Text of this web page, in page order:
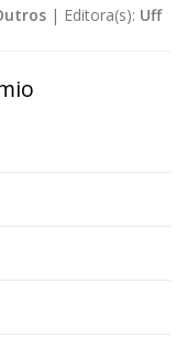
| Editora(s): Uff